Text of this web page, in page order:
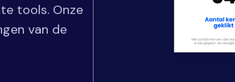
tools. Onze
van de